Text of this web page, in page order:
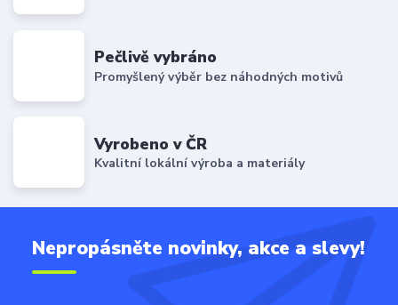
Pečlivě vybráno
Promyšlený výběr bez náhodných motivů
Vyrobeno v ČR
Kvalitní lokální výroba a materiály
Nepropásněte novinky, akce a slevy!